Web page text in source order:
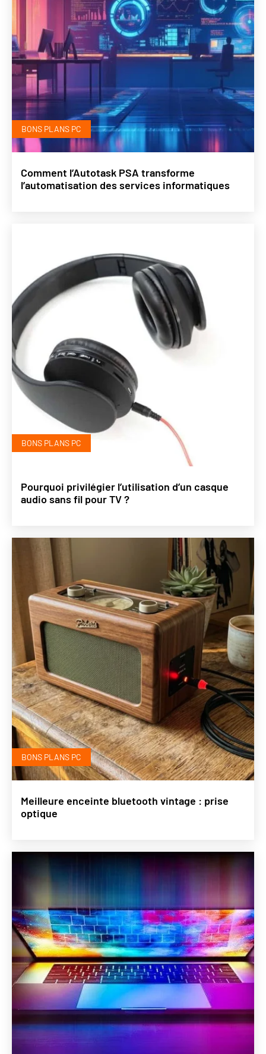
BONS PLANS PC
Comment l’Autotask PSA transforme
l’automatisation des services informatiques
BONS PLANS PC
Pourquoi privilégier l’utilisation d’un casque
audio sans fil pour TV ?
BONS PLANS PC
Meilleure enceinte bluetooth vintage : prise
optique